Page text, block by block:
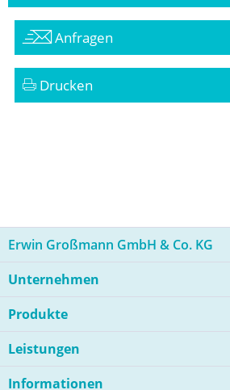
Anfragen
Drucken
Erwin Großmann GmbH & Co. KG
Unternehmen
Produkte
Leistungen
Informationen